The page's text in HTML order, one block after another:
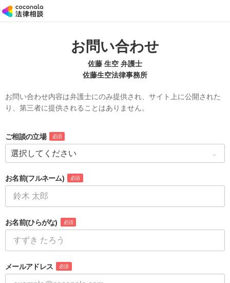
お問い合わせ
佐藤 生空 弁護士
佐藤生空法律事務所
お問い合わせ内容は弁護士にのみ提供され、サイト上に公開された
り、第三者に提供されることはありません。
ご相談の立場 必須
お名前(フルネーム) 必須
お名前(ひらがな) 必須
メールアドレス 必須